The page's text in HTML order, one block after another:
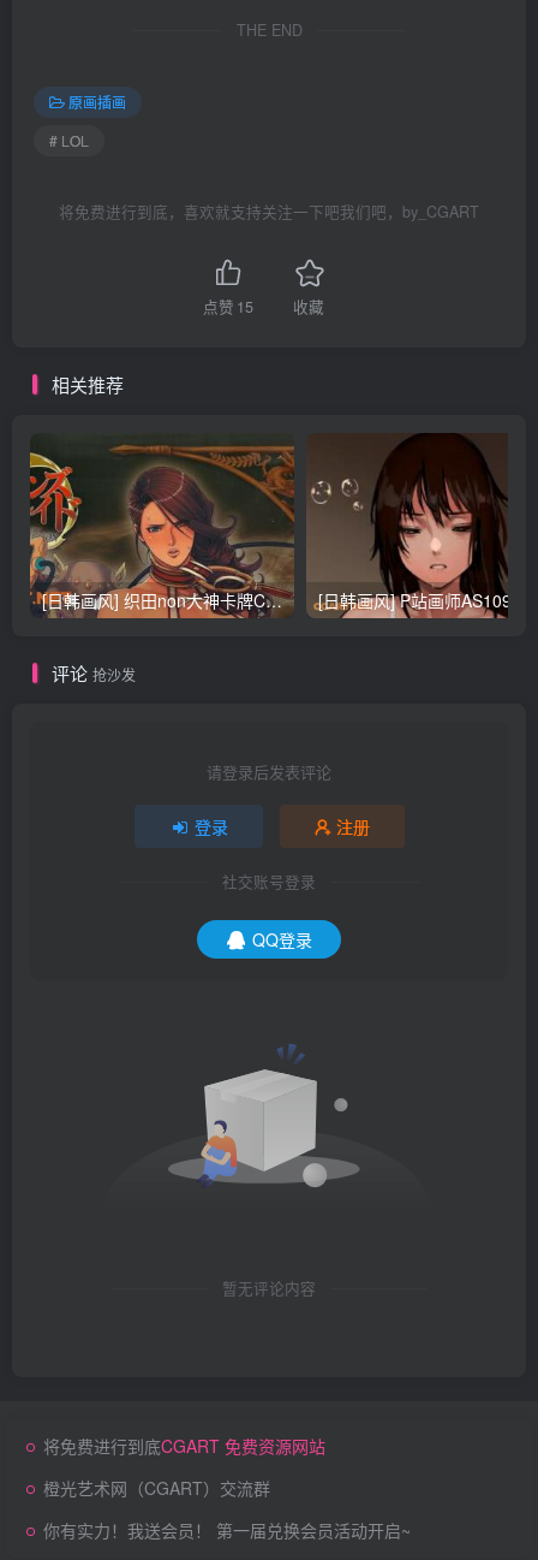
THE END
原画插画
# LOL
将免费进行到底，喜欢就支持关注一下吧我们吧，by_CGART
点赞 15 收藏
相关推荐
[日韩画风] 织田non大神卡牌CG插画设计画集256P 161M_CG原画资源
评论 抢沙发
请登录后发表评论
登录 注册
社交账号登录
QQ登录
暂无评论内容
将免费进行到底CGART 免费资源网站
橙光艺术网（CGART）交流群
你有实力！我送会员！ 第一届兑换会员活动开启~